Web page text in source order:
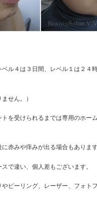
ベル４は３日間、レベル１は２４
せん。）
トを受けられるまでは専用のホー
赤みや痒みが出る場合もあります
で違い、個人差もございます。
やピーリング、レーザー、フォト